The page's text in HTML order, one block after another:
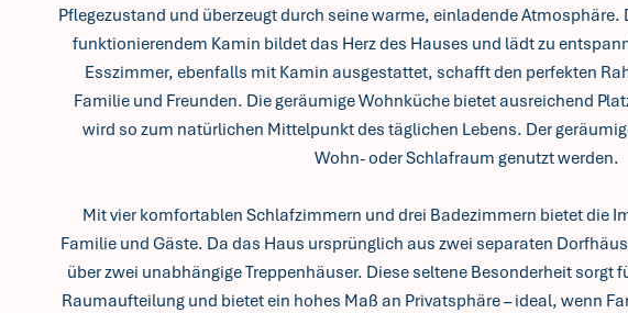
Pflegezustand und überzeugt durch seine warme, einladende
funktionierendem Kamin bildet das Herz des Hauses und lädt zu
Esszimmer, ebenfalls mit Kamin ausgestattet, schafft den perfekten
Familie und Freunden. Die geräumige Wohnküche bietet ausreichend
wird so zum natürlichen Mittelpunkt des täglichen Lebens. Der
Wohn- oder Schlafraum genutzt werden.
Mit vier komfortablen Schlafzimmern und drei Badezimmern bietet die
Familie und Gäste. Da das Haus ursprünglich aus zwei separaten
über zwei unabhängige Treppenhäuser. Diese seltene Besonderheit sorgt
Raumaufteilung und bietet ein hohes Maß an Privatsphäre – ideal, wenn